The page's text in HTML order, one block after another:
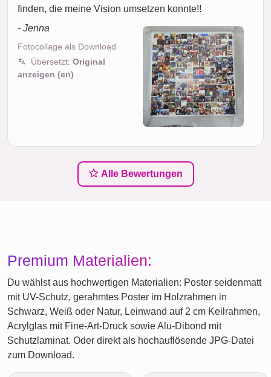
finden, die meine Vision umsetzen konnte!!
- Jenna
Fotocollage als Download
Übersetzt: Original
anzeigen (en)
Alle Bewertungen
Premium Materialien:
Du wählst aus hochwertigen Materialien: Poster seidenmatt
mit UV-Schutz, gerahmtes Poster im Holzrahmen in
Schwarz, Weiß oder Natur, Leinwand auf 2 cm Keilrahmen,
Acrylglas mit Fine-Art-Druck sowie Alu-Dibond mit
Schutzlaminat. Oder direkt als hochauflösende JPG-Datei
zum Download.